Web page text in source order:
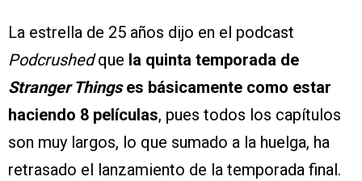
La estrella de 25 años dijo en el podcast
Podcrushedque la quinta temporada de
Stranger Thingses básicamente como estar
haciendo 8 películas, pues todos los capítulos
son muy largos, lo que sumado a la huelga, ha
retrasado el lanzamiento de la temporada final.